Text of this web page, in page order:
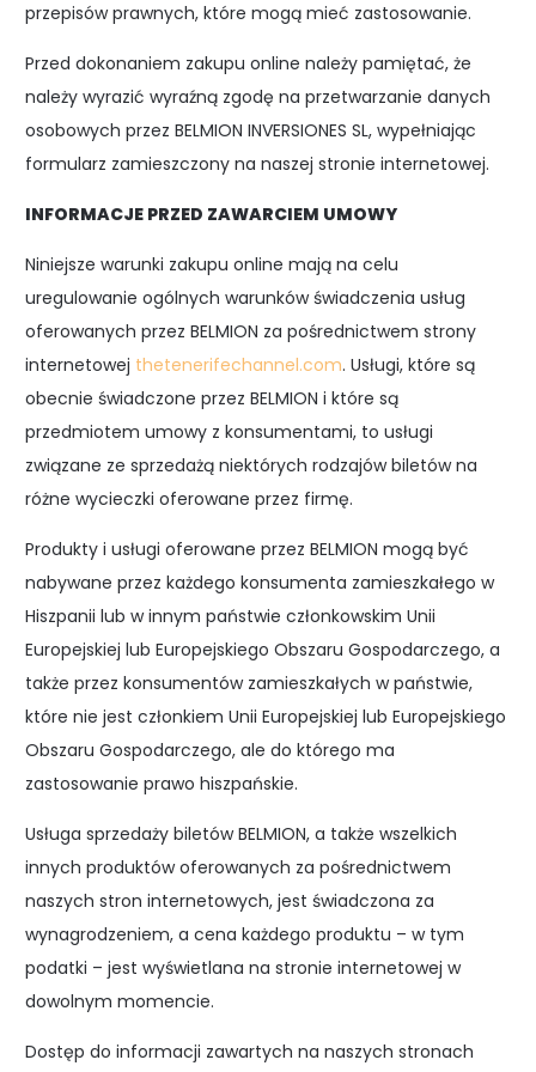
przepisów prawnych, które mogą mieć zastosowanie.
Przed dokonaniem zakupu online należy pamiętać, że
należy wyrazić wyraźną zgodę na przetwarzanie danych
osobowych przez BELMION INVERSIONES SL, wypełniając
formularz zamieszczony na naszej stronie internetowej.
INFORMACJE PRZED ZAWARCIEM UMOWY
Niniejsze warunki zakupu online mają na celu
uregulowanie ogólnych warunków świadczenia usług
oferowanych przez BELMION za pośrednictwem strony
internetowej thetenerifechannel.com. Usługi, które są
obecnie świadczone przez BELMION i które są
przedmiotem umowy z konsumentami, to usługi
związane ze sprzedażą niektórych rodzajów biletów na
różne wycieczki oferowane przez firmę.
Produkty i usługi oferowane przez BELMION mogą być
nabywane przez każdego konsumenta zamieszkałego w
Hiszpanii lub w innym państwie członkowskim Unii
Europejskiej lub Europejskiego Obszaru Gospodarczego, a
także przez konsumentów zamieszkałych w państwie,
które nie jest członkiem Unii Europejskiej lub Europejskiego
Obszaru Gospodarczego, ale do którego ma
zastosowanie prawo hiszpańskie.
Usługa sprzedaży biletów BELMION, a także wszelkich
innych produktów oferowanych za pośrednictwem
naszych stron internetowych, jest świadczona za
wynagrodzeniem, a cena każdego produktu – w tym
podatki – jest wyświetlana na stronie internetowej w
dowolnym momencie.
Dostęp do informacji zawartych na naszych stronach